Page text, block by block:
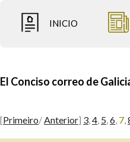
INICIO
El Conciso correo de
[Primeiro/Anterior] 3,4, 5,6, 7,